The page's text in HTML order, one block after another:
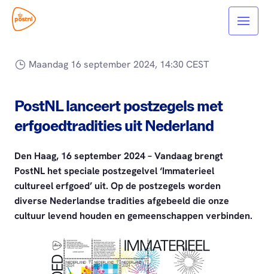
Maandag 16 september 2024, 14:30 CEST
PostNL lanceert postzegels met
erfgoedtradities uit Nederland
Den Haag, 16 september 2024 – Vandaag brengt
PostNL het speciale postzegelvel ‘Immaterieel
cultureel erfgoed’ uit. Op de postzegels worden
diverse Nederlandse tradities afgebeeld die onze
cultuur levend houden en gemeenschappen verbinden.